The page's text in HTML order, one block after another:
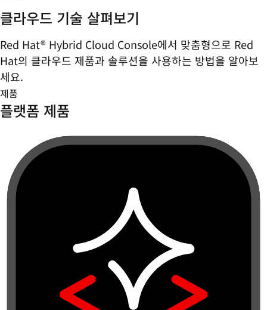
클라우드 기술 살펴보기
Red Hat® Hybrid Cloud Console에서 맞춤형으로 Red
Hat의 클라우드 제품과 솔루션을 사용하는 방법을 알아보
세요.
제품
플랫폼 제품